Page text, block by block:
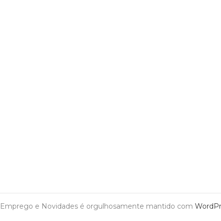
Emprego e Novidades é orgulhosamente mantido com